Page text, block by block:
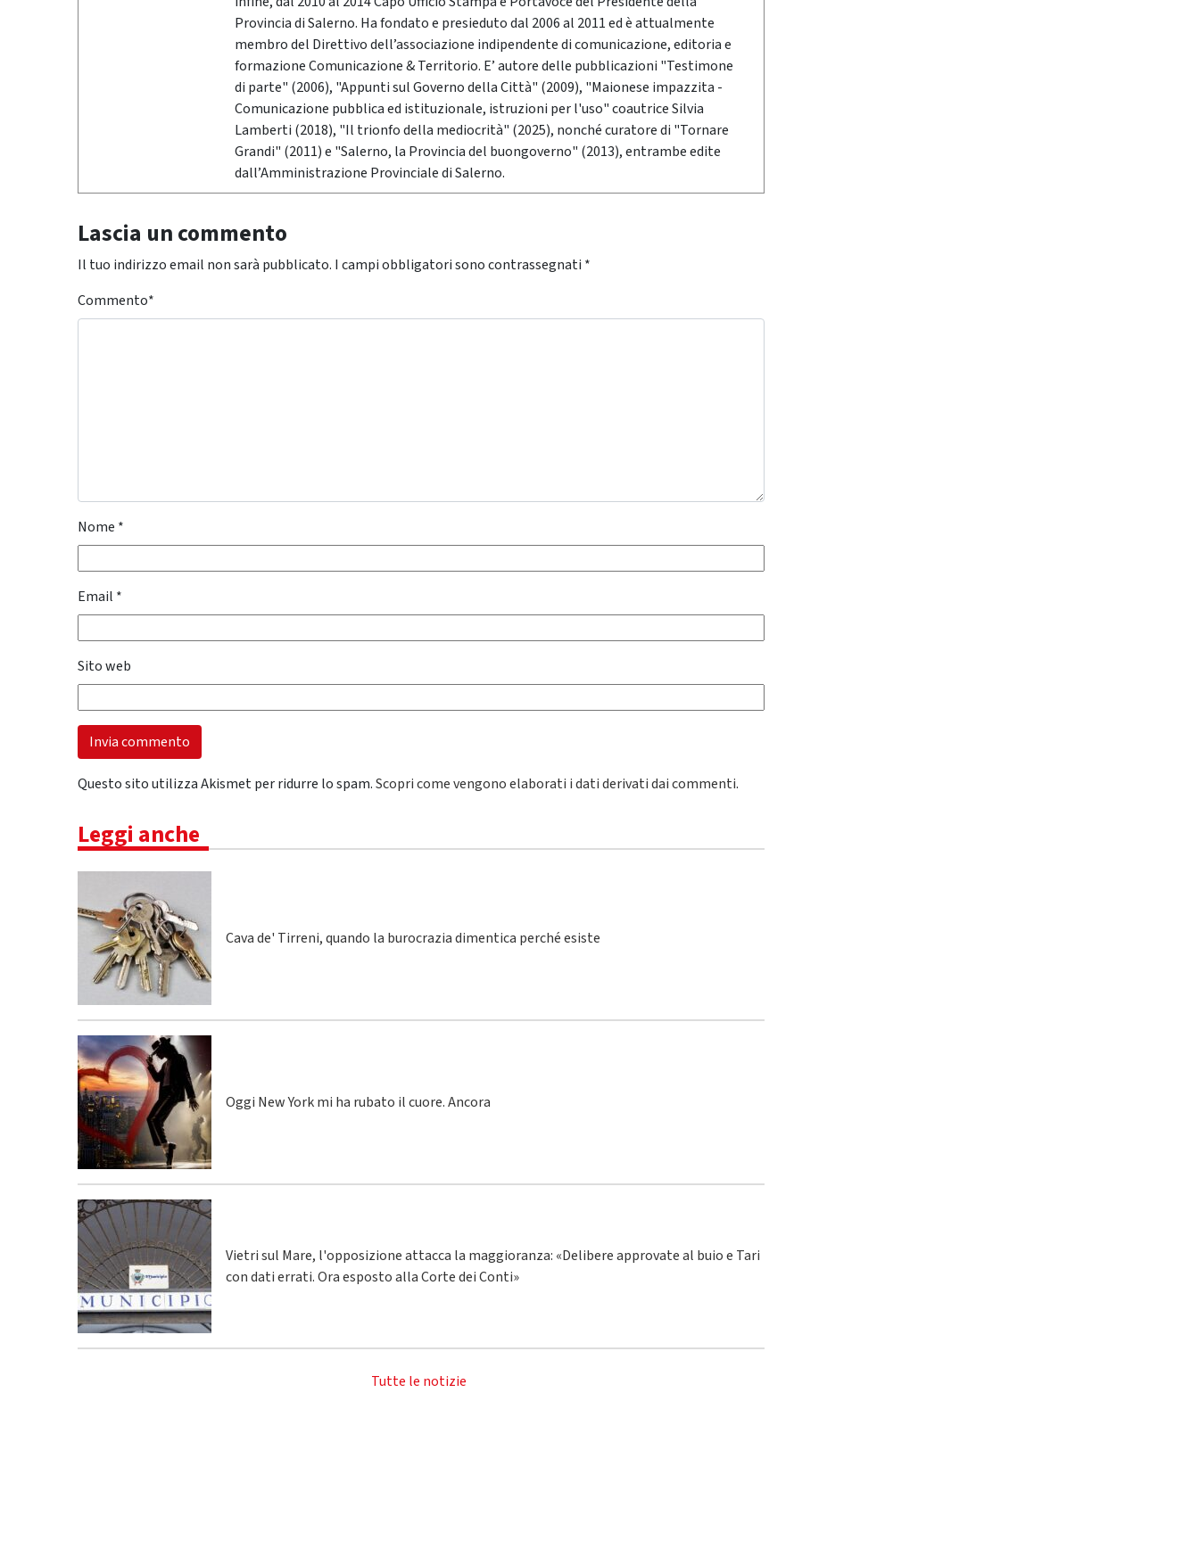
Provincia di Salerno. Ha fondato e presieduto dal 2006 al 2011 ed è attualmente
membro del Direttivo dell’associazione indipendente di comunicazione, editoria e
formazione Comunicazione & Territorio. E’ autore delle pubblicazioni "Testimone
di parte" (2006), "Appunti sul Governo della Città" (2009), "Maionese impazzita -
Comunicazione pubblica ed istituzionale, istruzioni per l'uso" coautrice Silvia
Lamberti (2018), "Il trionfo della mediocrità" (2025), nonché curatore di "Tornare
Grandi" (2011) e "Salerno, la Provincia del buongoverno" (2013), entrambe edite
dall’Amministrazione Provinciale di Salerno.
Lascia un commento
Il tuo indirizzo email non sarà pubblicato. I campi obbligatori sono contrassegnati *
Commento*
Nome *
Email *
Sito web
Questo sito utilizza Akismet per ridurre lo spam.Scopri come vengono elaborati i dati derivati dai commenti.
Leggi anche
Cava de' Tirreni, quando la burocrazia dimentica perché esiste
Oggi New York mi ha rubato il cuore. Ancora
Vietri sul Mare, l'opposizione attacca la maggioranza: «Delibere approvate al buio e Tari
con dati errati. Ora esposto alla Corte dei Conti»
Tutte le notizie